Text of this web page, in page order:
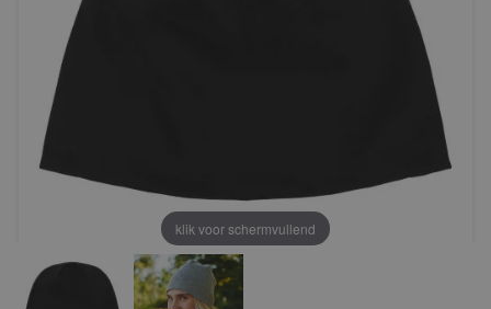
klik voor schermvullend